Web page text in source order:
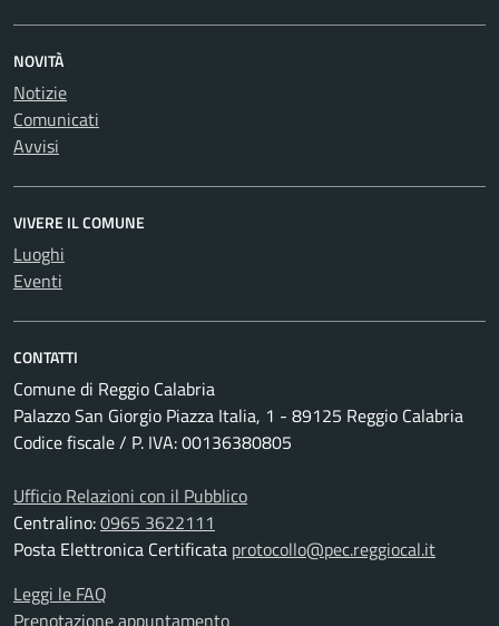
NOVITÀ
Notizie
Comunicati
Avvisi
VIVERE IL COMUNE
Luoghi
Eventi
CONTATTI
Comune di Reggio Calabria
Palazzo San Giorgio Piazza Italia, 1 - 89125 Reggio Calabria
Codice fiscale / P. IVA: 00136380805
Ufficio Relazioni con il Pubblico
Centralino:0965 3622111
Posta Elettronica Certificata protocollo@pec.reggiocal.it
Leggi le FAQ
Prenotazione appuntamento